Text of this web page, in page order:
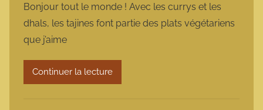
r
m
Bonjour tout le monde ! Avec les currys et les
dhals, les tajines font partie des plats végétariens
que j’aime
Continuer la lecture